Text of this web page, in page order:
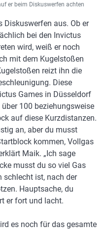
er beim Diskuswerfen achten
Diskuswerfen aus. Ob er
bei den Invictus
wird, weiß er noch
mit dem Kugelstoßen
reizt ihn die
Diese
Games in Düsseldorf
100 beziehungsweise
auf diese Kurzdistanzen.
an, aber du musst
kommen, Vollgas
Maik. „Ich sage
musst du so viel Gas
schlecht ist, nach der
Hauptsache, du
er fort und lacht.
es noch für das gesamte